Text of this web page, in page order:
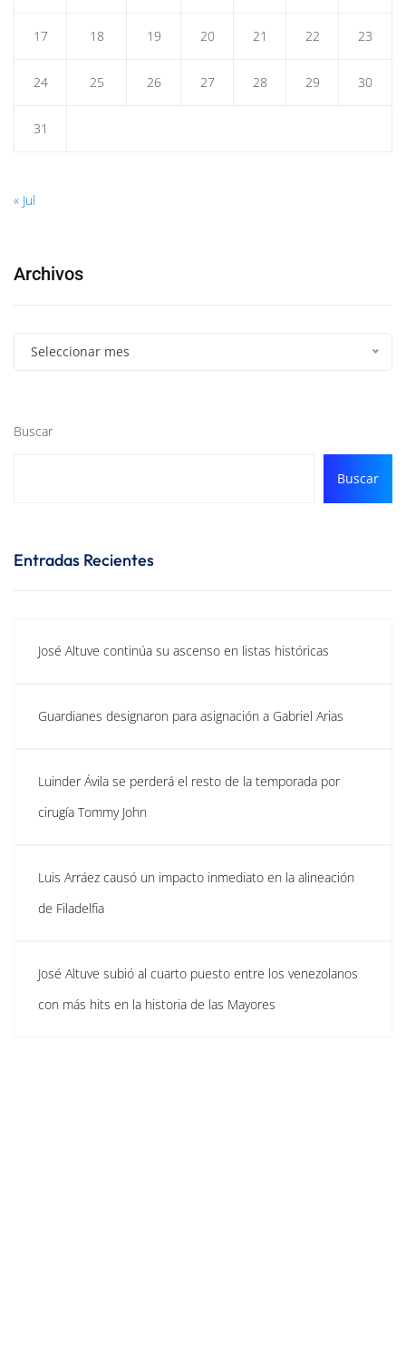
17 18 19 20 21 22 23
24 25 26 27 28 29 30
31
« Jul
Archivos
Seleccionar mes
Buscar
Buscar
Entradas Recientes
José Altuve continúa su ascenso en listas históricas
Guardianes designaron para asignación a Gabriel Arias
Luinder Ávila se perderá el resto de la temporada por
cirugía Tommy John
Luis Arráez causó un impacto inmediato en la alineación
de Filadelfia
José Altuve subió al cuarto puesto entre los venezolanos
con más hits en la historia de las Mayores